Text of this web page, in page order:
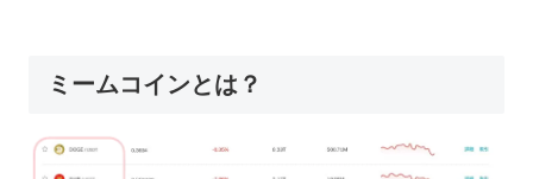
ミームコインとは？